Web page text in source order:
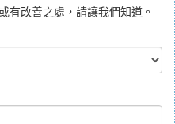
有改善之處，請讓我們知道。